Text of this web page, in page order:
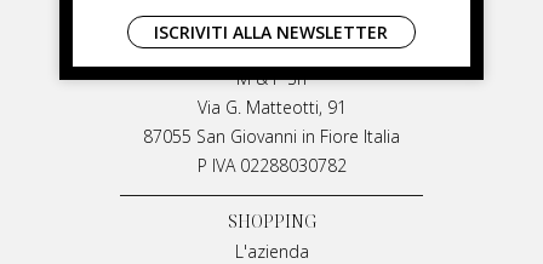
LIVIANA MIRARCHI
M & P Srl
Via G. Matteotti, 91
87055 San Giovanni in Fiore Italia
P IVA 02288030782
SHOPPING
L'azienda
ISCRIVITI ALLA NEWSLETTER